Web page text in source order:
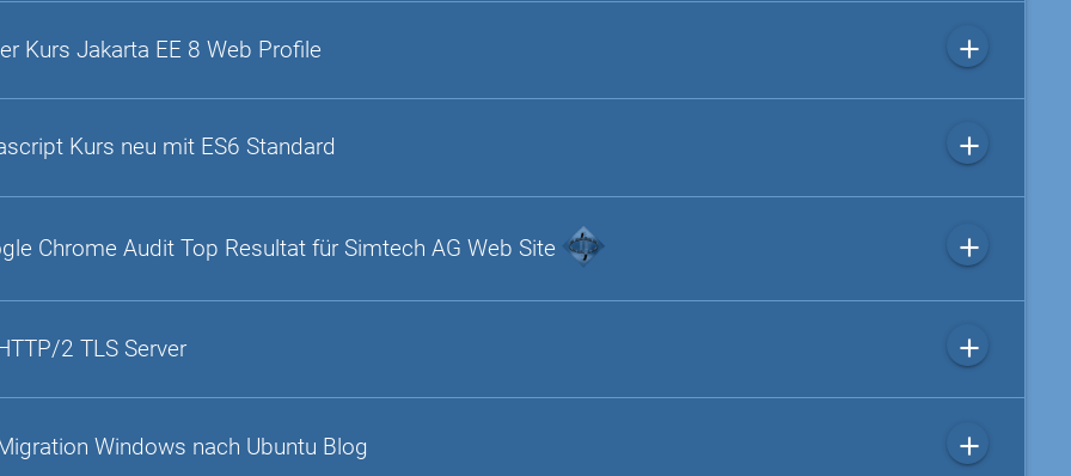
Kurs Jakarta EE 8 Web Profile add
Kurs neu mit ES6 Standard add
Chrome Audit Top Resultat für Simtech AG Web Site add
2 TLS Server add
Windows nach Ubuntu Blog add